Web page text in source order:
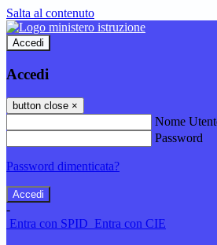
Salta al contenuto
Accedi
Accedi
button close ×
Nome
Password
Password dimenticata?
-
Entra con SPID Entra con CIE